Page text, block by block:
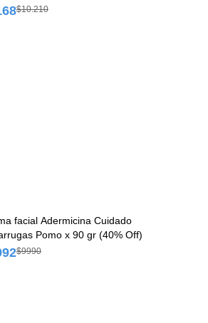
$10.210
facial Adermicina Cuidado
Pomo x 90 gr (40% Off)
$9990